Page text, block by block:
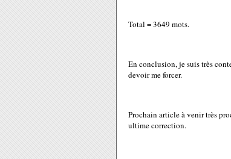
Total = 3649 mots.
En conclusion, je suis très
devoir me forcer.
Prochain article à venir très
ultime correction.